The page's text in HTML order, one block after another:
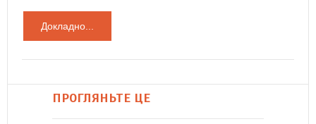
Докладно...
ПРОГЛЯНЬТЕ ЦЕ